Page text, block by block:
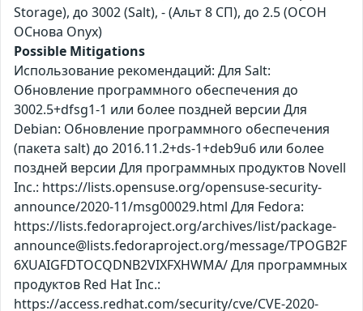
Storage), до 3002 (Salt), - (Альт 8 СП), до 2.5 (ОСОН
ОСнова Оnyx)
Possible Mitigations
Использование рекомендаций: Для Salt:
Обновление программного обеспечения до
3002.5+dfsg1-1 или более поздней версии Для
Debian: Обновление программного обеспечения
(пакета salt) до 2016.11.2+ds-1+deb9u6 или более
поздней версии Для программных продуктов Novell
Inc.: https://lists.opensuse.org/opensuse-security-
announce/2020-11/msg00029.html Для Fedora:
https://lists.fedoraproject.org/archives/list/package-
announce@lists.fedoraproject.org/message/TPOGB2F
6XUAIGFDTOCQDNB2VIXFXHWMA/ Для программных
продуктов Red Hat Inc.:
https://access.redhat.com/security/cve/CVE-2020-